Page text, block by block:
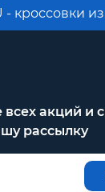
- кроссовки
всех акций и
рассылку